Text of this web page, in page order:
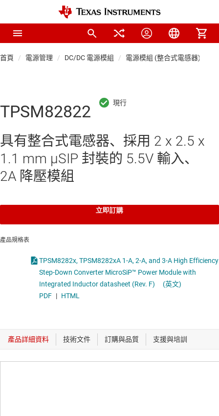
首頁 電源管理 DC/DC 電源模組 電源模組 (整合式電感器)
TPSM82822
具有整合式電感器、採用 2 x 2.5 x
1.1 mm μSIP 封裝的 5.5V 輸入、
2A 降壓模組
立即訂購
產品規格表
TPSM8282x, TPSM8282xA 1-A, 2-A, and 3-A High Efficiency
Step-Down Converter MicroSiP™ Power Module with
Integrated Inductor datasheet (Rev. F)
(英文)
PDF | HTML